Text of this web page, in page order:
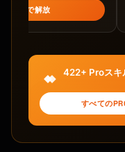
suicidal
depression, or
professional
## Session
When a user first
PROで解放
422+ Proスキ
すべての